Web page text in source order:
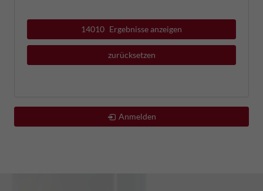
14010 Ergebnisse anzeigen
zurücksetzen
Anmelden